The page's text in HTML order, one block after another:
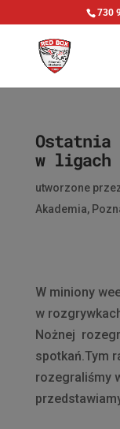
730
w ligach
utworzone
Akademia,
W miniony
w
Nożnej
spotkań.Tym
rozegraliśmy